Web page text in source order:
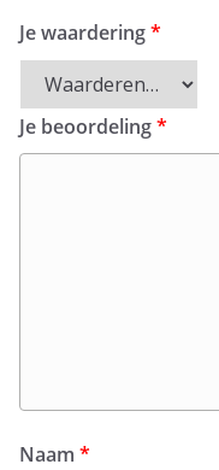
Je waardering*
Je beoordeling*
Naam *